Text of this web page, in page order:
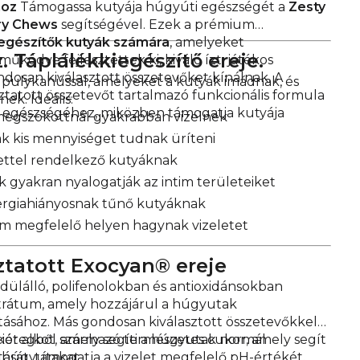
Támogassa kutyája húgyúti egészségét a Zesty
Chews segítségével. Ezek a prémium
kutyák számára, amelyeket
fejlesztettek ki, kiváló ízt, játékos
kiválasztott összetevőket kínálnak. A
összetevőt tartalmazó funkcionális formula
miközben támogatja kutyája
Táplálékkiegészítő ereje.
amelyeket a kutyák imádnak, és
Ideális:
gyakrabban vizelnek
kis mennyiséget tudnak üríteni
rendelkező kutyáknak
gyakran nyalogatják az intim területeiket
tűnő kutyáknak
megfelelő helyen hagynak vizeletet
Exocyan® ereje
polifenolokban és antioxidánsokban
amely hozzájárul a húgyutak
Más gondosan kiválasztott összetevőkkel
alkot, amely segíti a húgyutak normál
származó természetes cukor, amely segít